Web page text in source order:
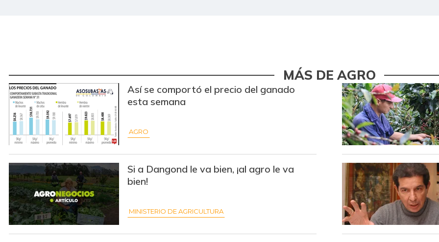
Galletas saladas
Granadilla
Guayaba
Habichuela
Harina de trigo
Lechuga batavia
Limón Tahití
MÁS DE AGRO
Así se comportó el precio del ganado
esta semana
AGRO
Si a Dangond le va bien, ¡al agro le va
bien!
MINISTERIO DE AGRICULTURA